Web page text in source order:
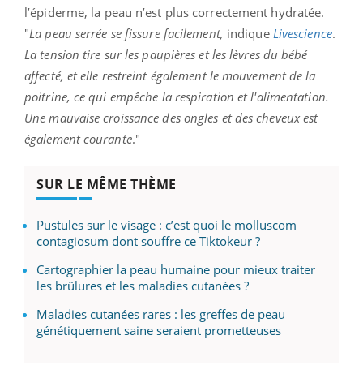
l’épiderme, la peau n’est plus correctement hydratée.
"La peau serrée se fissure facilement, indique Livescience.
La tension tire sur les paupières et les lèvres du bébé
affecté, et elle restreint également le mouvement de la
poitrine, ce qui empêche la respiration et l'alimentation.
Une mauvaise croissance des ongles et des cheveux est
également courante."
SUR LE MÊME THÈME
Pustules sur le visage : c’est quoi le molluscom
contagiosum dont souffre ce Tiktokeur ?
Cartographier la peau humaine pour mieux traiter
les brûlures et les maladies cutanées ?
Maladies cutanées rares : les greffes de peau
génétiquement saine seraient prometteuses